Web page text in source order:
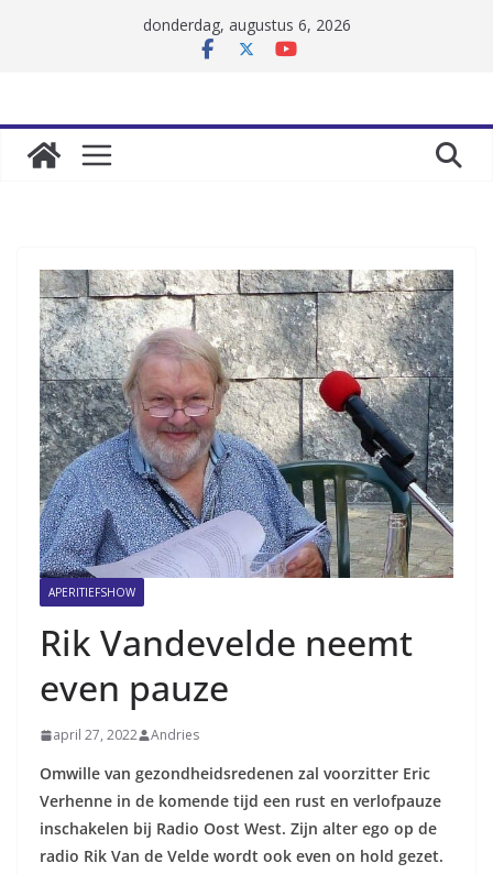
donderdag, augustus 6, 2026
APERITIEFSHOW
Rik Vandevelde neemt
even pauze
april 27, 2022 Andries
Omwille van gezondheidsredenen zal voorzitter Eric
Verhenne in de komende tijd een rust en verlofpauze
inschakelen bij Radio Oost West. Zijn alter ego op de
radio Rik Van de Velde wordt ook even on hold gezet.